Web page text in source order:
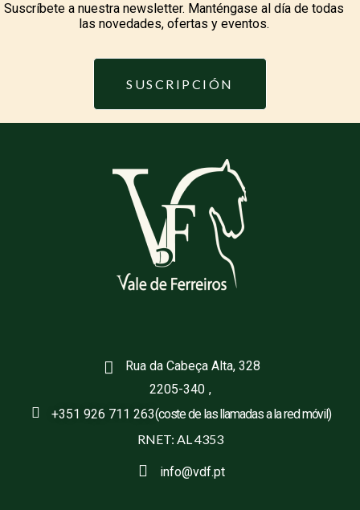
Suscríbete a nuestra newsletter. Manténgase al día de todas
las novedades, ofertas y eventos.
SUSCRIPCIÓN
Rua da Cabeça Alta, 328
2205-340 ,
+351 926 711 263(coste de las llamadas a la red móvil)
RNET: AL 4353
info@vdf.pt